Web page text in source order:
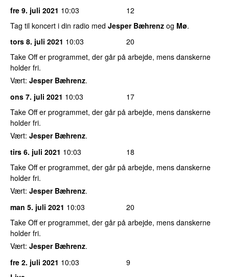
fre 9. juli 2021 10:03
12
Tag til koncert i din radio med Jesper Bæhrenz og Mø.
tors 8. juli 2021 10:03
20
Take Off er programmet, der går på arbejde, mens danskerne
holder fri.
Vært: Jesper Bæhrenz.
ons 7. juli 2021 10:03
17
Take Off er programmet, der går på arbejde, mens danskerne
holder fri.
Vært: Jesper Bæhrenz.
tirs 6. juli 2021 10:03
18
Take Off er programmet, der går på arbejde, mens danskerne
holder fri.
Vært: Jesper Bæhrenz.
man 5. juli 2021 10:03
20
Take Off er programmet, der går på arbejde, mens danskerne
holder fri.
Vært: Jesper Bæhrenz.
fre 2. juli 2021 10:03
9